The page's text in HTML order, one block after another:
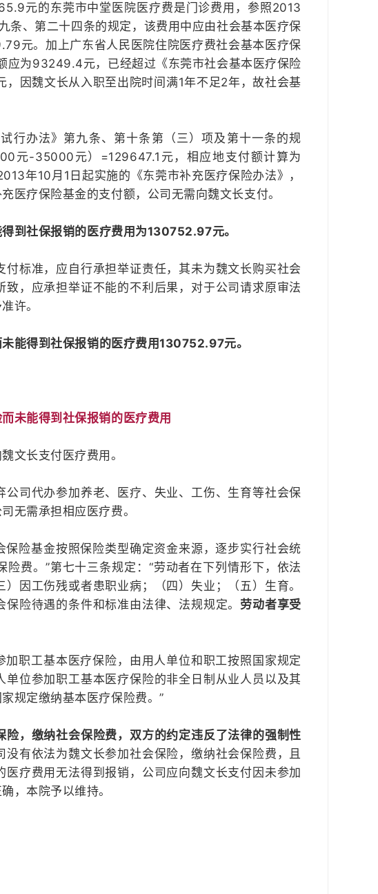
元的东莞市中堂医院医疗费是门诊费用，参照2013
条、第二十四条的规定，该费用中应由社会基本医疗保
元。加上广东省人民医院住院医疗费社会基本医疗保
应为93249.4元，已经超过《东莞市社会基本医疗保险
因魏文长从入职至出院时间满1年不足2年，故社会基
行办法》第九条、第十条第（三）项及第十一条的规
元-35000元）=129647.1元，相应地支付额计算为
年10月1日起实施的《东莞市补充医疗保险办法》，
医疗保险基金的支付额，公司无需向魏文长支付。
到社保报销的医疗费用为130752.97元。
标准，应自行承担举证责任，其未为魏文长购买社会
，应承担举证不能的不利后果，对于公司请求原审法
许。
能得到社保报销的医疗费用130752.97元。
未能得到社保报销的医疗费用
文长支付医疗费用。
司代办参加养老、医疗、失业、工伤、生育等社会保
无需承担相应医疗费。
险基金按照保险类型确定资金来源，逐步实行社会统
费。”第七十三条规定：“劳动者在下列情形下，依法
因工伤残或者患职业病；（四）失业；（五）生育。
险待遇的条件和标准由法律、法规规定。劳动者享受
职工基本医疗保险，由用人单位和职工按照国家规定
位参加职工基本医疗保险的非全日制从业人员以及其
规定缴纳基本医疗保险费。”
，缴纳社会保险费，双方的约定违反了法律的强制性
有依法为魏文长参加社会保险，缴纳社会保险费，且
疗费用无法得到报销，公司应向魏文长支付因未参加
，本院予以维持。